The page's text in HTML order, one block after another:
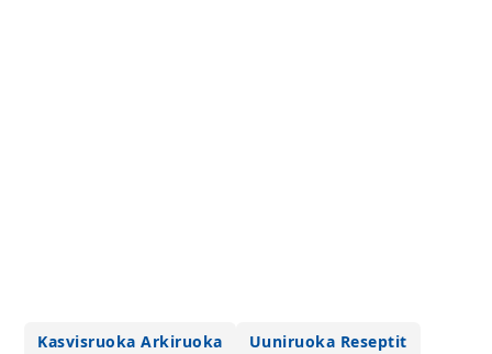
Kasvisruoka Arkiruoka Uuniruoka Reseptit